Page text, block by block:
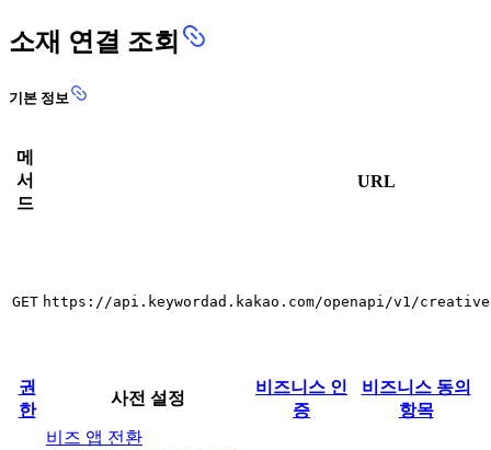
소재 연결 조회
기본 정보
메
서
드
URL
GET https://api.keywordad.kakao.com/openapi/v1/
권
한
사전 설정
비즈니스 인
증
비즈니스 동의
항목
비즈 앱 전환